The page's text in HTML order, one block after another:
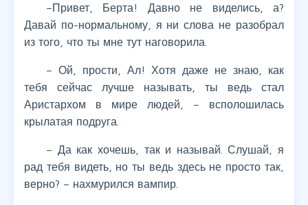
–Привет, Берта! Давно не виделись, а?
Давай по-нормальному, я ни слова не разобрал
из того, что ты мне тут наговорила.
– Ой, прости, Ал! Хотя даже не знаю, как
тебя сейчас лучше называть, ты ведь стал
Аристархом в мире людей, – всполошилась
крылатая подруга.
– Да как хочешь, так и называй. Слушай, я
рад тебя видеть, но ты ведь здесь не просто так,
верно? – нахмурился вампир.